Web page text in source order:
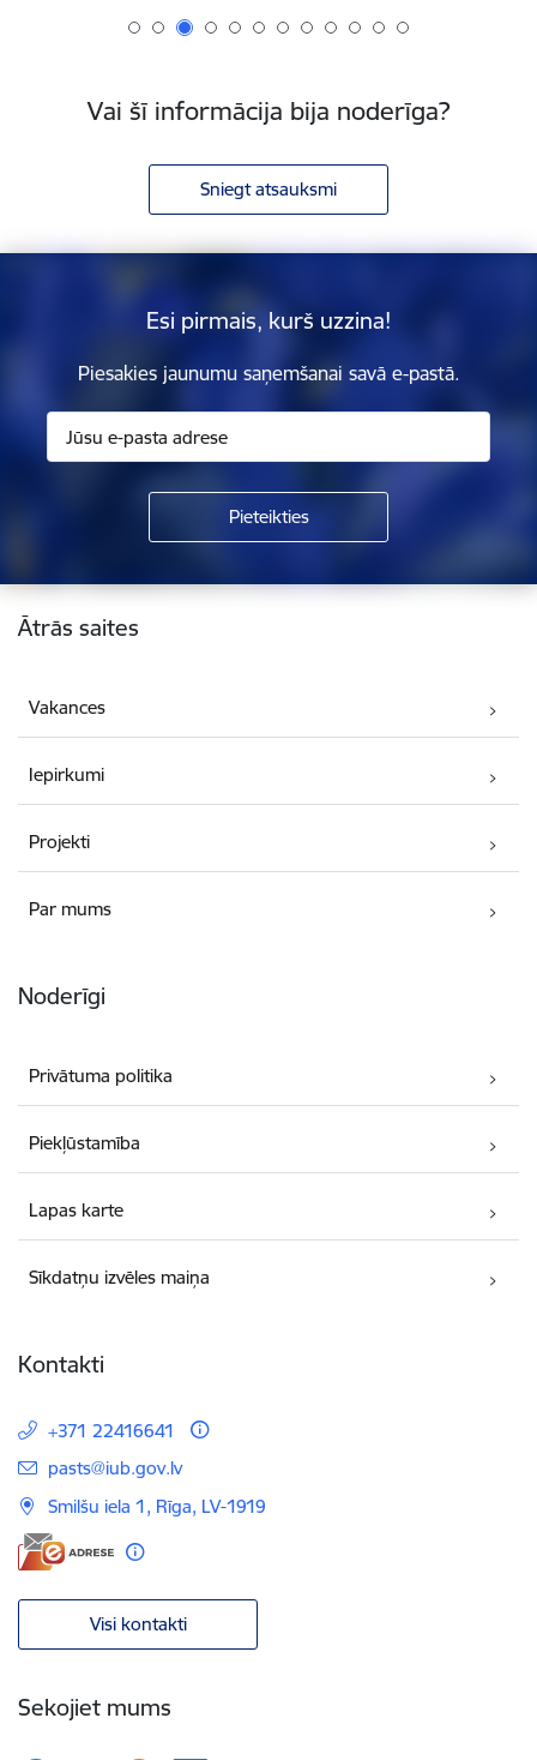
Vai šī informācija bija noderīga?
Sniegt atsauksmi
Esi pirmais, kurš uzzina!
Piesakies jaunumu saņemšanai savā e-pastā.
Kājene
Ātrās saites
Vakances
Iepirkumi
Projekti
Par mums
Noderīgi
Privātuma politika
Piekļūstamība
Lapas karte
Sīkdatņu izvēles maiņa
Kontakti
+371 22416641
E-pasts:
pasts@iub.gov.lv
Smilšu iela 1, Rīga, LV-1919
Visi kontakti
Sekojiet mums